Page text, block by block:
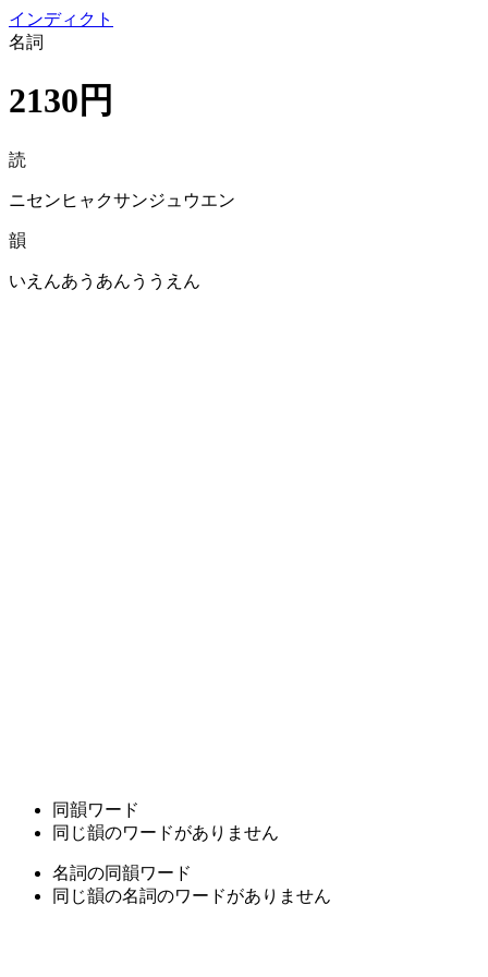
インディクト
名詞
2130円
読
ニセンヒャクサンジュウエン
韻
いえんあうあんううえん
同韻ワード
同じ韻のワードがありません
名詞の同韻ワード
同じ韻の名詞のワードがありません